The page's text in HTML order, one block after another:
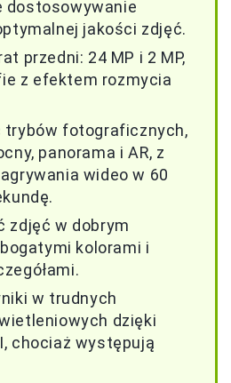
dostosowywanie
jakości zdjęć.
przedni: 24 MP i 2 MP,
z efektem rozmycia
trybów fotograficznych,
panorama i AR, z
wideo w 60
zdjęć w dobrym
kolorami i
w trudnych
dzięki
chociaż występują